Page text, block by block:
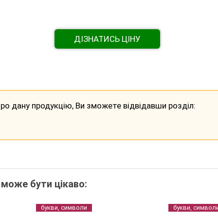
ДІЗНАТИСЬ ЦІНУ
дану продукцію, Ви зможете відвідавши розділ:
бути цікаво:
букви, символи букви,